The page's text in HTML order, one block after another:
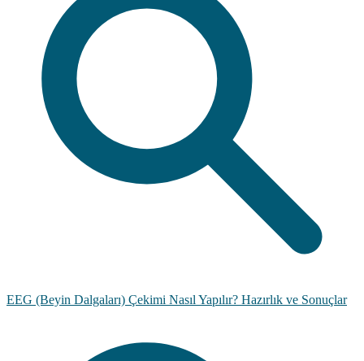
EEG (Beyin Dalgaları) Çekimi Nasıl Yapılır? Hazırlık ve Sonuçlar